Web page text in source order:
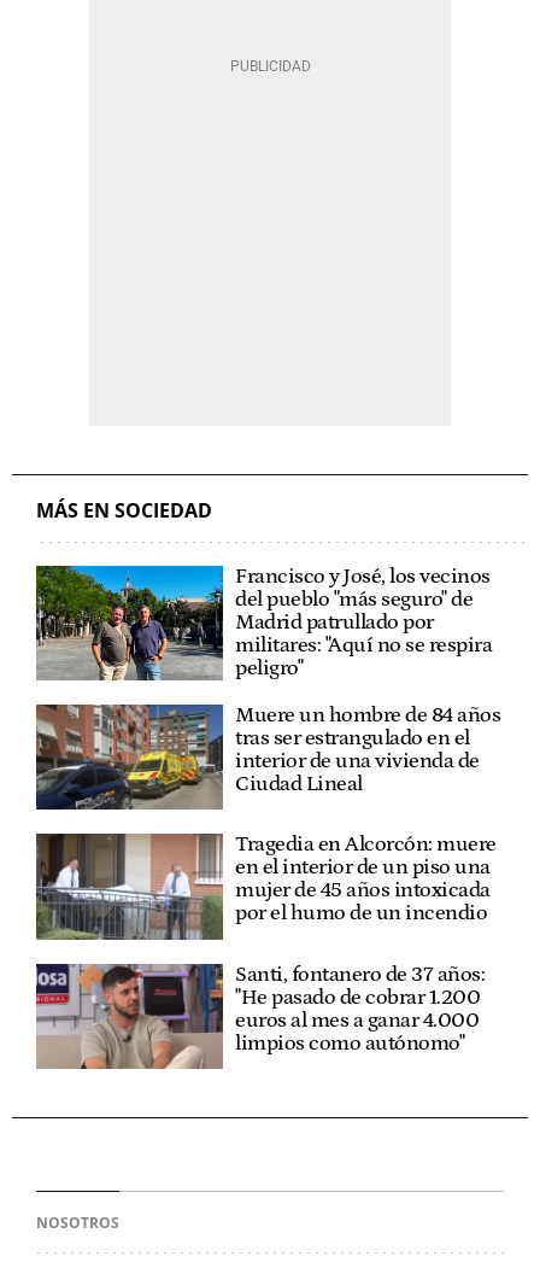
MÁS EN SOCIEDAD
Francisco y José, los vecinos
del pueblo "más seguro" de
Madrid patrullado por
militares: "Aquí no se respira
peligro"
Muere un hombre de 84 años
tras ser estrangulado en el
interior de una vivienda de
Ciudad Lineal
Tragedia en Alcorcón: muere
en el interior de un piso una
mujer de 45 años intoxicada
por el humo de un incendio
Santi, fontanero de 37 años:
"He pasado de cobrar 1.200
euros al mes a ganar 4.000
limpios como autónomo"
NOSOTROS